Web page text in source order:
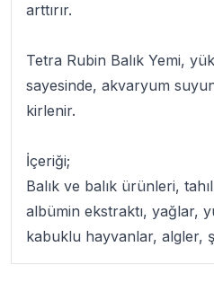
arttırır.
Tetra Rubin Balık Yemi,
sayesinde, akvaryum
kirlenir.
İçeriği;
Balık ve balık ürünleri,
albümin ekstraktı, yağlar,
kabuklu hayvanlar, algler,